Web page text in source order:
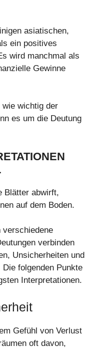
asiatischen,
ein positives
wird manchmal als
Gewinne
wie wichtig der
es um die Deutung
verschiedene
verbinden
Unsicherheiten und
folgenden Punkte
Interpretationen.
Gefühl von Verlust
oft davon,